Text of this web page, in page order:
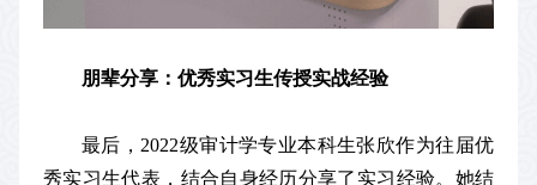
朋辈分享：优秀实习生传授实战经验
最后，2022级审计学专业本科生张欣作为往届优
秀实习生代表，结合自身经历分享了实习经验。她结